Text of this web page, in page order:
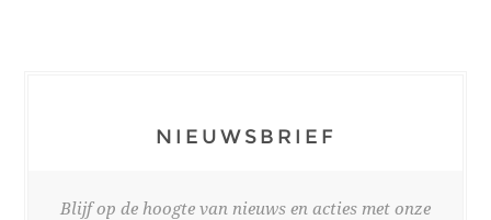
NIEUWSBRIEF
Blijf op de hoogte van nieuws en acties met onze